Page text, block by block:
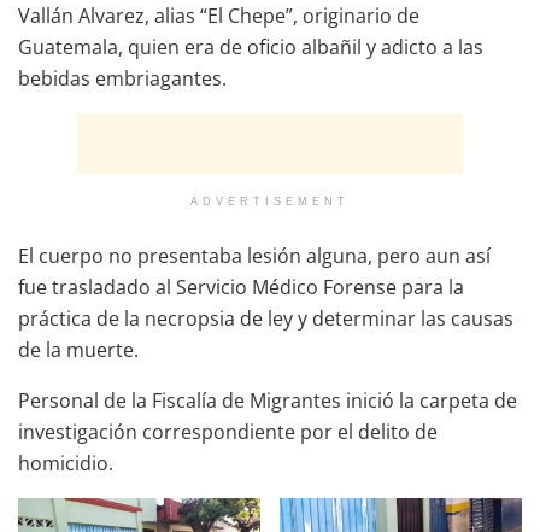
Vallán Alvarez, alias “El Chepe”, originario de
Guatemala, quien era de oficio albañil y adicto a las
bebidas embriagantes.
ADVERTISEMENT
El cuerpo no presentaba lesión alguna, pero aun así
fue trasladado al Servicio Médico Forense para la
práctica de la necropsia de ley y determinar las causas
de la muerte.
Personal de la Fiscalía de Migrantes inició la carpeta de
investigación correspondiente por el delito de
homicidio.